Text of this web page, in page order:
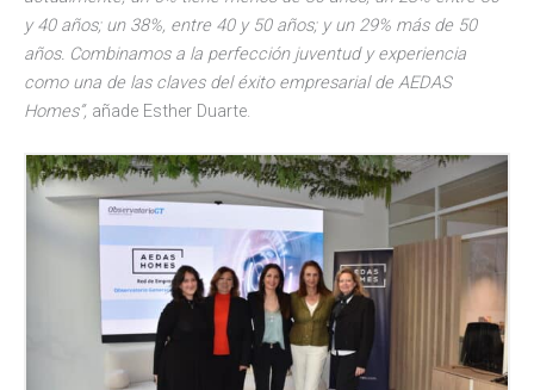
y 40 años; un 38%, entre 40 y 50 años; y un 29% más de 50
años. Combinamos a la perfección juventud y experiencia
como una de las claves del éxito empresarial de AEDAS
Homes”, añade Esther Duarte.